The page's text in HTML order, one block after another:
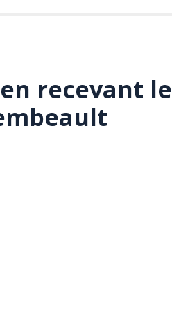
recevant le